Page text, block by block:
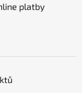
platby